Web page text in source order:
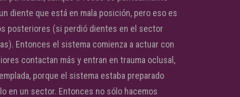
diente que está en mala posición, pero eso es
posteriores (si perdió dientes en el sector
Entonces el sistema comienza a actuar con
contactan más y entran en trauma oclusal,
porque el sistema estaba preparado
en un sector. Entonces no sólo hacemos